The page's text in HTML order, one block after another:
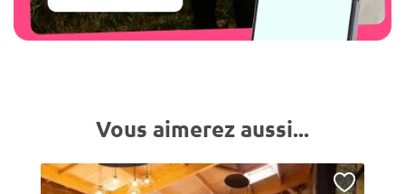
Vous aimerez aussi...